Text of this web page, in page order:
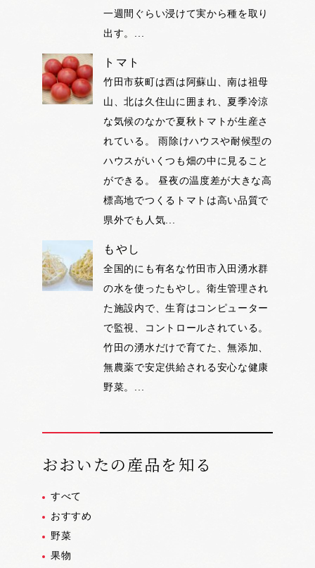
一週間ぐらい浸けて実から種を取り
出す。...
トマト
竹田市荻町は西は阿蘇山、南は祖母
山、北は久住山に囲まれ、夏季冷涼
な気候のなかで夏秋トマトが生産さ
れている。 雨除けハウスや耐候型の
ハウスがいくつも畑の中に見ること
ができる。 昼夜の温度差が大きな高
標高地でつくるトマトは高い品質で
県外でも人気...
もやし
全国的にも有名な竹田市入田湧水群
の水を使ったもやし。衛生管理され
た施設内で、生育はコンピューター
で監視、コントロールされている。
竹田の湧水だけで育てた、無添加、
無農薬で安定供給される安心な健康
野菜。...
おおいたの産品を知る
すべて
おすすめ
野菜
果物